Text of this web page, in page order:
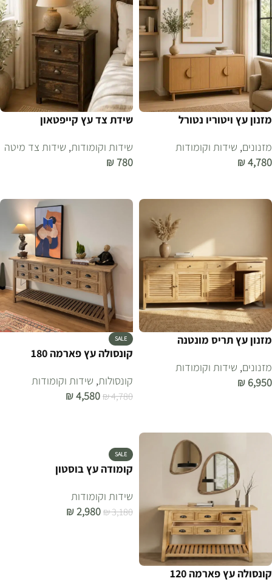
מזנון עץ ויטוריו נטורל
מזנונים, שידות וקומודות
₪4,780
שידת צד עץ קייפטאון
שידות וקומודות, שידות צד מיטה
₪780
מזנון עץ תריס מונטנה
מזנונים, שידות וקומודות
₪ 6,950
SALE
קונסולה עץ פארמה 180
קונסולות, שידות וקומודות
₪4,780
₪4,580
קונסולה עץ פארמה 120
SALE
קומודה עץ בוסטון
שידות וקומודות
₪3,180
₪2,980